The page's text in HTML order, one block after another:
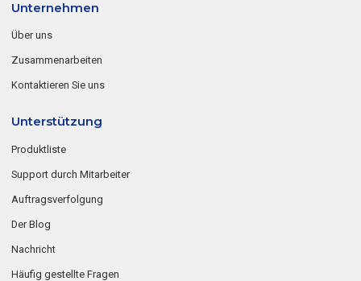
Unternehmen
Über uns
Zusammenarbeiten
Kontaktieren Sie uns
Unterstützung
Produktliste
Support durch Mitarbeiter
Auftragsverfolgung
Der Blog
Nachricht
Häufig gestellte Fragen